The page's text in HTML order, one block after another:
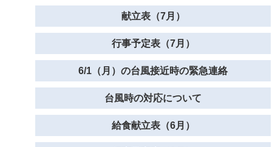
献立表（7月）
行事予定表（7月）
6/1（月）の台風接近時の緊急連絡
台風時の対応について
給食献立表（6月）